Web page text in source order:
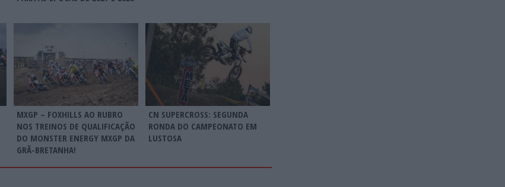
MXGP – FOXHILLS AO RUBRO
NOS TREINOS DE QUALIFICAÇÃO
DO MONSTER ENERGY MXGP DA
GRÃ-BRETANHA!
CN SUPERCROSS: SEGUNDA
RONDA DO CAMPEONATO EM
LUSTOSA